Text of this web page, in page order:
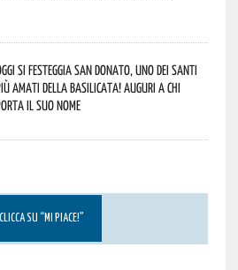
si festeggia San Donato, uno dei Santi
amati della Basilicata! Auguri a chi
il suo nome
SU “MI PIACE!”